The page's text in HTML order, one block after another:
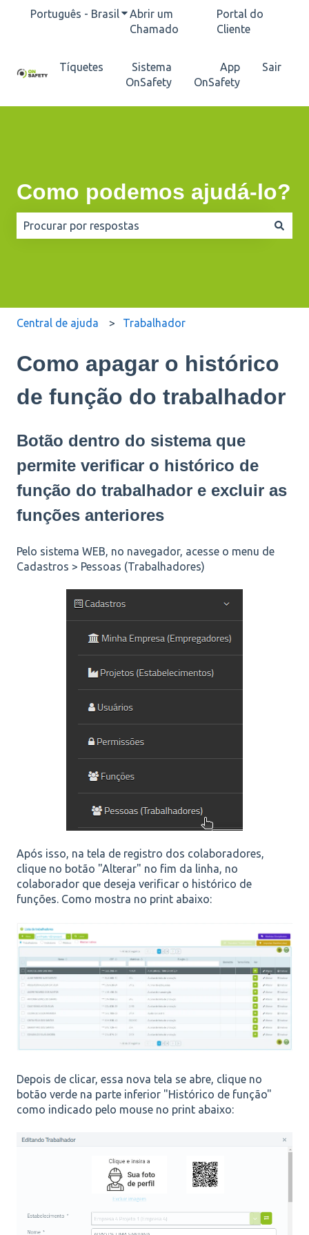
Português - BrasilMostrar submenu para traduções
Abrir um
Chamado
Portal do
Cliente
Tíquetes
Sistema
OnSafety
App
OnSafety
Sair
Como podemos ajudá-lo?
Central de ajuda Trabalhador
Como apagar o histórico
de função do trabalhador
Botão dentro do sistema que
permite verificar o histórico de
função do trabalhador e excluir as
funções anteriores
Pelo sistema WEB, no navegador, acesse o menu de
Cadastros > Pessoas (Trabalhadores)
Após isso, na tela de registro dos colaboradores,
clique no botão "Alterar" no fim da linha, no
colaborador que deseja verificar o histórico de
funções. Como mostra no print abaixo:
Depois de clicar, essa nova tela se abre, clique no
botão verde na parte inferior "Histórico de função"
como indicado pelo mouse no print abaixo: